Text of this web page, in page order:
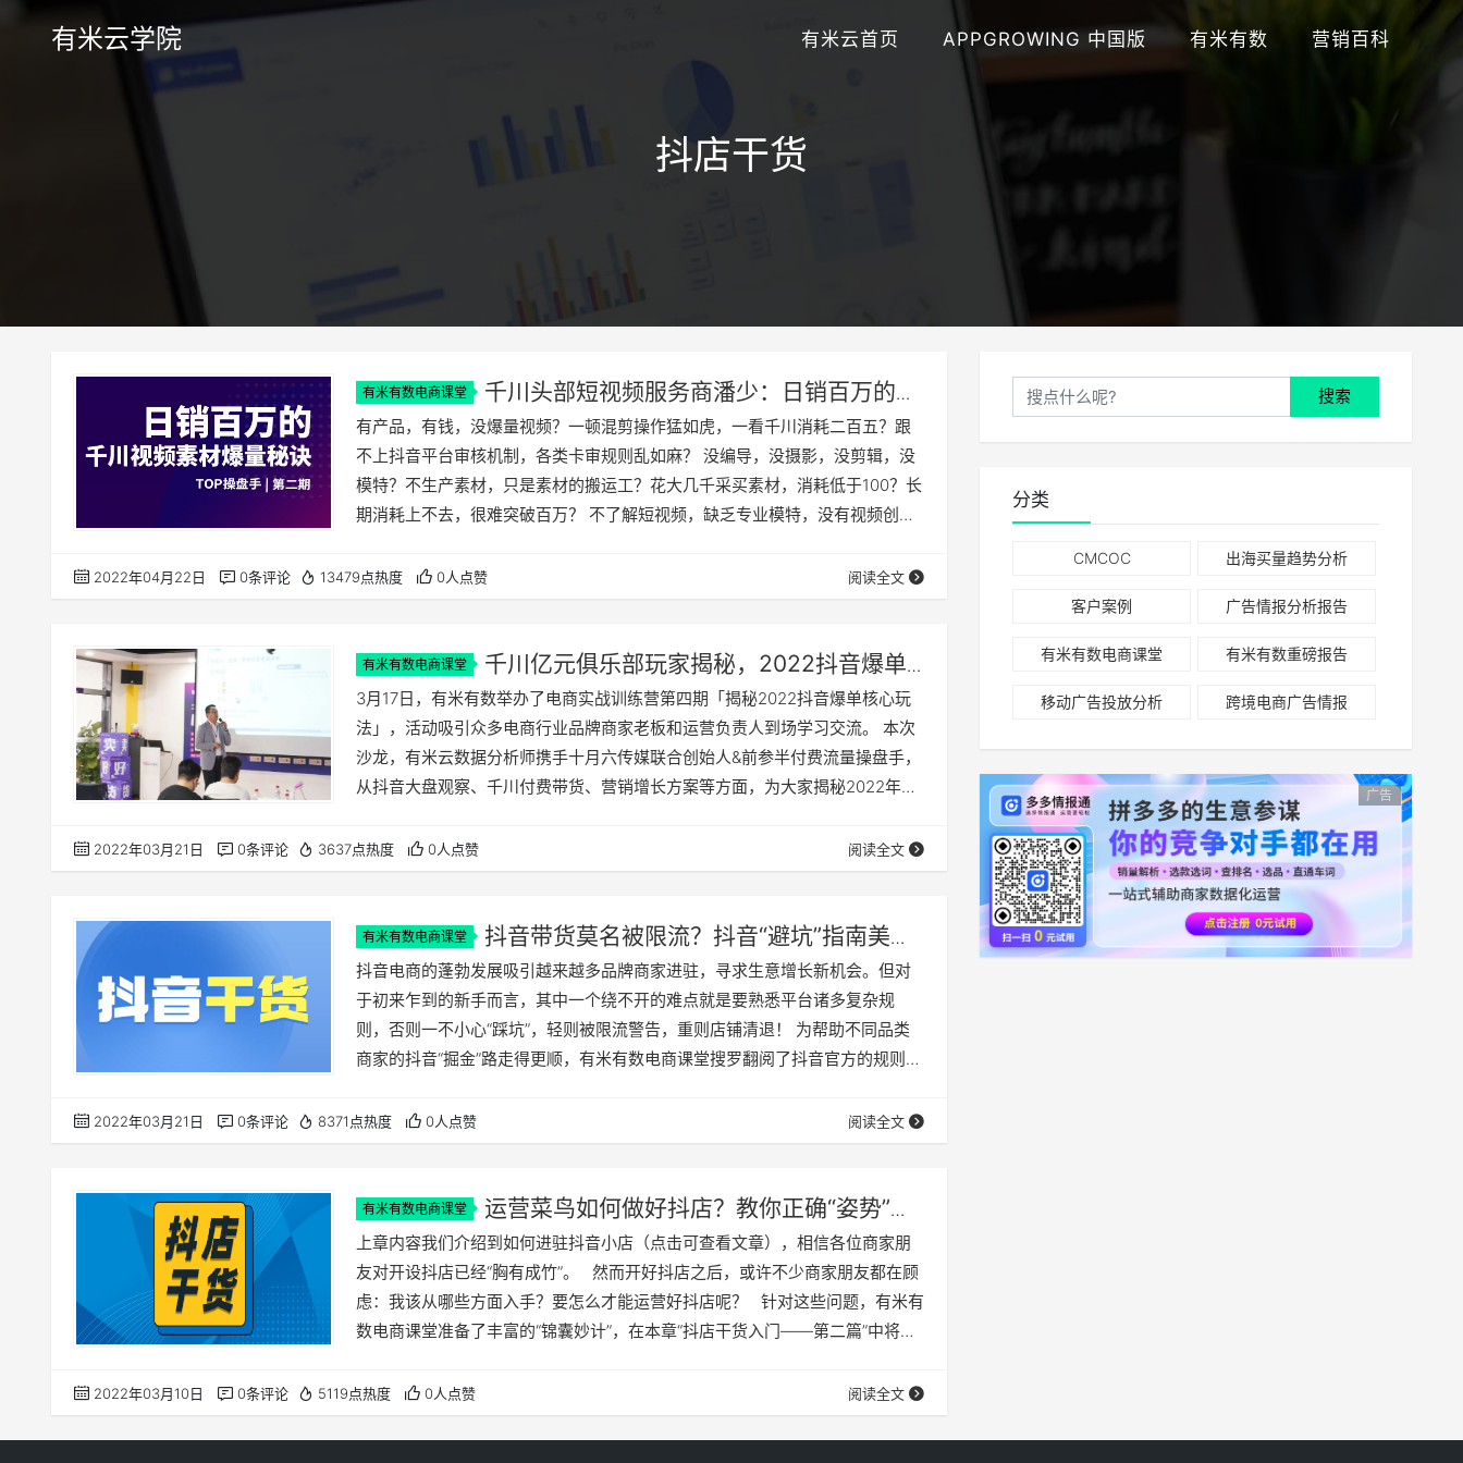
有米云学院 有米云首页 APPGROWING 中国版 有米有数 营销百科
抖店干货
有米有数电商课堂
千川头部短视频服务商潘少：日销百万的千
川视频素材爆量秘诀
有产品，有钱，没爆量视频？一顿混剪操作猛如虎，一看千川消耗二百五？跟
不上抖音平台审核机制，各类卡审规则乱如麻？ 没编导，没摄影，没剪辑，没
模特？不生产素材，只是素材的搬运工？花大几千采买素材，消耗低于100？长
期消耗上不去，很难突破百万？ 不了解短视频，缺乏专业模特，没有视频创
点莫过于“缺素材、不起量、卡审、缺创意、缺团队、流量瓶颈、思维局限”等方
面。为了给广大商家带来硬核实用的实战操盘经验，有米有数联合一线头部操
2022年04月22日 0条评论 13479点热度 0人点赞 阅读全文
有米有数电商课堂
千川亿元俱乐部玩家揭秘，2022抖音爆单
核心玩法竟然是……
3月17日，有米有数举办了电商实战训练营第四期「揭秘2022抖音爆单核心玩
法」，活动吸引众多电商行业品牌商家老板和运营负责人到场学习交流。 本次
沙龙，有米云数据分析师携手十月六传媒联合创始人&前参半付费流量操盘手，
从抖音大盘观察、千川付费带货、营销增长方案等方面，为大家揭秘2022年打
商家如何通过看全局大盘数据，快人一步抓住爆品先机？有米云数据分析师大
帅从商品、店铺、营销方式三个维度解析2022年抖店服饰、餐饮、日用百货、
2022年03月21日 0条评论 3637点热度 0人点赞 阅读全文
有米有数电商课堂
抖音带货莫名被限流？抖音“避坑”指南美妆
篇助你通关！
抖音电商的蓬勃发展吸引越来越多品牌商家进驻，寻求生意增长新机会。但对
于初来乍到的新手而言，其中一个绕不开的难点就是要熟悉平台诸多复杂规
则，否则一不小心“踩坑”，轻则被限流警告，重则店铺清退！ 为帮助不同品类
商家的抖音“掘金”路走得更顺，有米有数电商课堂搜罗翻阅了抖音官方的规则资
作和商家经营抖店两方面介绍“踩坑”重灾区，并通过再现违规场景帮助商家秒懂
“坑位”细节。 一、达人带货如何“避坑”？ 1. 功效虚假 （1）什么是功效虚假？ 普
2022年03月21日 0条评论 8371点热度 0人点赞 阅读全文
有米有数电商课堂
运营菜鸟如何做好抖店？教你正确“姿势”入
局！
上章内容我们介绍到如何进驻抖音小店（点击可查看文章），相信各位商家朋
友对开设抖店已经“胸有成竹”。 然而开好抖店之后，或许不少商家朋友都在顾
虑：我该从哪些方面入手？要怎么才能运营好抖店呢？ 针对这些问题，有米有
数电商课堂准备了丰富的“锦囊妙计”，在本章“抖店干货入门——第二篇”中将从
货。 01 如何使用丰富齐全的抖店功能？ 1. 抖店基础模块 店铺模块：包含店铺
的主要信息、资质信息、支付方式、店铺装修等核心内容的修改与管理。 商品
2022年03月10日 0条评论 5119点热度 0人点赞 阅读全文
搜索
分类
CMCOC 出海买量趋势分析
客户案例 广告情报分析报告
有米有数电商课堂 有米有数重磅报告
移动广告投放分析 跨境电商广告情报
广告